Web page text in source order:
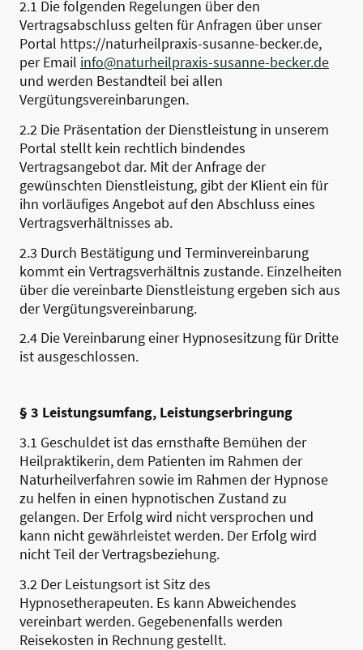
2.1 Die folgenden Regelungen über den
Vertragsabschluss gelten für Anfragen über unser
Portal https://naturheilpraxis-susanne-becker.de,
per Email info@naturheilpraxis-susanne-becker.de
und werden Bestandteil bei allen
Vergütungsvereinbarungen.
2.2 Die Präsentation der Dienstleistung in unserem
Portal stellt kein rechtlich bindendes
Vertragsangebot dar. Mit der Anfrage der
gewünschten Dienstleistung, gibt der Klient ein für
ihn vorläufiges Angebot auf den Abschluss eines
Vertragsverhältnisses ab.
2.3 Durch Bestätigung und Terminvereinbarung
kommt ein Vertragsverhältnis zustande. Einzelheiten
über die vereinbarte Dienstleistung ergeben sich aus
der Vergütungsvereinbarung.
2.4 Die Vereinbarung einer Hypnosesitzung für Dritte
ist ausgeschlossen.
§ 3 Leistungsumfang, Leistungserbringung
3.1 Geschuldet ist das ernsthafte Bemühen der
Heilpraktikerin, dem Patienten im Rahmen der
Naturheilverfahren sowie im Rahmen der Hypnose
zu helfen in einen hypnotischen Zustand zu
gelangen. Der Erfolg wird nicht versprochen und
kann nicht gewährleistet werden. Der Erfolg wird
nicht Teil der Vertragsbeziehung.
3.2 Der Leistungsort ist Sitz des
Hypnosetherapeuten. Es kann Abweichendes
vereinbart werden. Gegebenenfalls werden
Reisekosten in Rechnung gestellt.